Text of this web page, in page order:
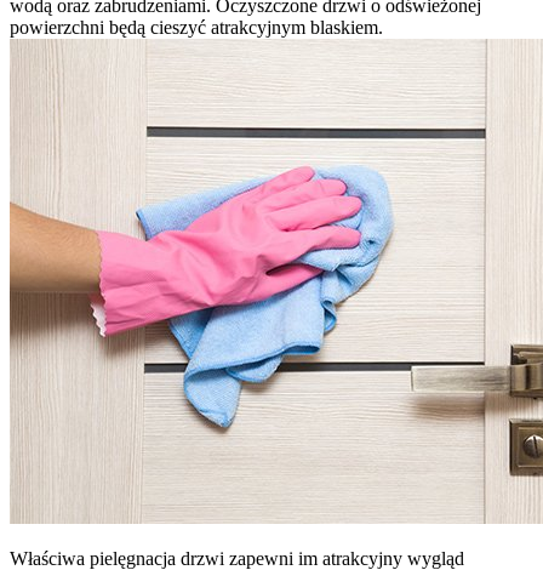
wodą oraz zabrudzeniami. Oczyszczone drzwi o odświeżonej
powierzchni będą cieszyć atrakcyjnym blaskiem.
Właściwa pielęgnacja drzwi zapewni im atrakcyjny wygląd